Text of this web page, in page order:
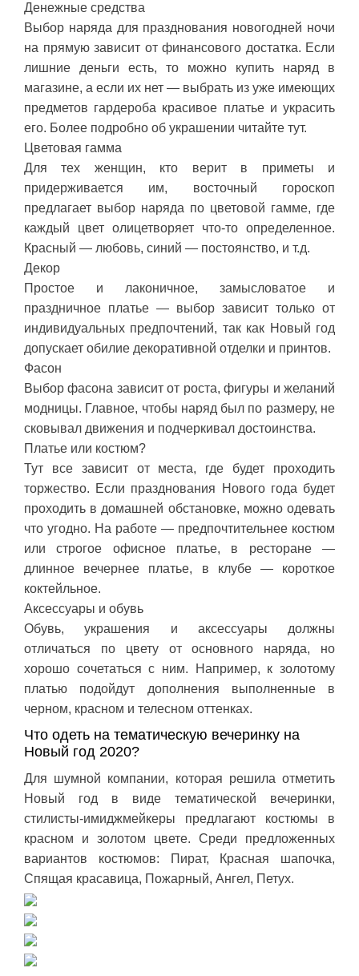
Денежные средства
Выбор наряда для празднования новогодней ночи
на прямую зависит от финансового достатка. Если
лишние деньги есть, то можно купить наряд в
магазине, а если их нет — выбрать из уже имеющих
предметов гардероба красивое платье и украсить
его. Более подробно об украшении читайте тут.
Цветовая гамма
Для тех женщин, кто верит в приметы и
придерживается им, восточный гороскоп
предлагает выбор наряда по цветовой гамме, где
каждый цвет олицетворяет что-то определенное.
Красный — любовь, синий — постоянство, и т.д.
Декор
Простое и лаконичное, замысловатое и
праздничное платье — выбор зависит только от
индивидуальных предпочтений, так как Новый год
допускает обилие декоративной отделки и принтов.
Фасон
Выбор фасона зависит от роста, фигуры и желаний
модницы. Главное, чтобы наряд был по размеру, не
сковывал движения и подчеркивал достоинства.
Платье или костюм?
Тут все зависит от места, где будет проходить
торжество. Если празднования Нового года будет
проходить в домашней обстановке, можно одевать
что угодно. На работе — предпочтительнее костюм
или строгое офисное платье, в ресторане —
длинное вечернее платье, в клубе — короткое
коктейльное.
Аксессуары и обувь
Обувь, украшения и аксессуары должны
отличаться по цвету от основного наряда, но
хорошо сочетаться с ним. Например, к золотому
платью подойдут дополнения выполненные в
черном, красном и телесном оттенках.
Что одеть на тематическую вечеринку на
Новый год 2020?
Для шумной компании, которая решила отметить
Новый год в виде тематической вечеринки,
стилисты-имиджмейкеры предлагают костюмы в
красном и золотом цвете. Среди предложенных
вариантов костюмов: Пират, Красная шапочка,
Спящая красавица, Пожарный, Ангел, Петух.